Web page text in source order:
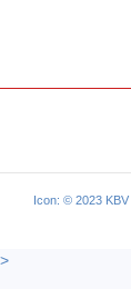
Icon: © 2023 KBV
>